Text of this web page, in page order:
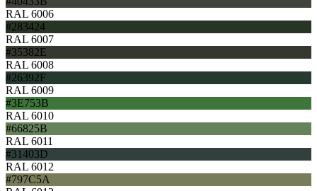
RAL 6006
#283424
RAL 6007
#35382E
RAL 6008
#26392F
RAL 6009
#3E753B
RAL 6010
#66825B
RAL 6011
#31403D
RAL 6012
#797C5A